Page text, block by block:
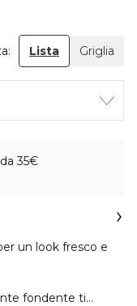
Lista Griglia
35€
un look fresco e
fondente ti